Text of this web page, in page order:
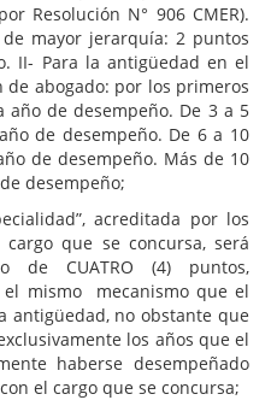
Resolución N° 906 CMER).
mayor jerarquía: 2 puntos
II- Para la antigüedad en el
abogado: por los primeros
año de desempeño. De 3 a 5
de desempeño. De 6 a 10
de desempeño. Más de 10
desempeño;
acreditada por los
que se concursa, será
de CUATRO (4) puntos,
mismo mecanismo que el
antigüedad, no obstante que
los años que el
haberse desempeñado
el cargo que se concursa;